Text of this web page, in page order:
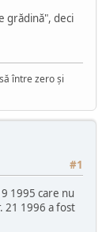
grădină", deci
între zero și
#1
1995 care nu
21 1996 a fost